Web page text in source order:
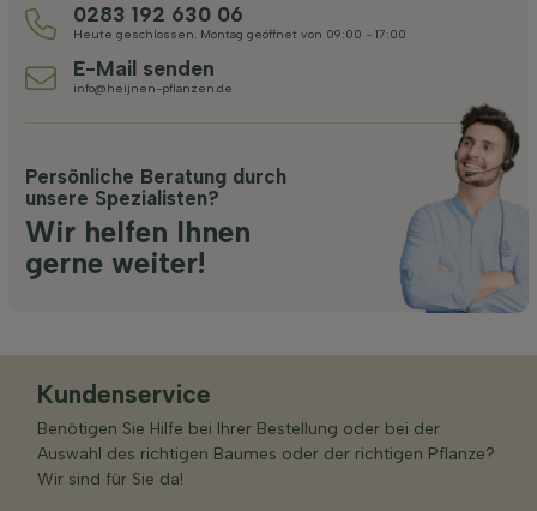
0283 192 630 06
Heute geschlossen. Montag geöffnet von 09:00 - 17:00
E-Mail senden
info@heijnen-pflanzen.de
Persönliche Beratung durch
unsere Spezialisten?
Wir helfen Ihnen
gerne weiter!
Kundenservice
Benötigen Sie Hilfe bei Ihrer Bestellung oder bei der
Auswahl des richtigen Baumes oder der richtigen Pflanze?
Wir sind für Sie da!